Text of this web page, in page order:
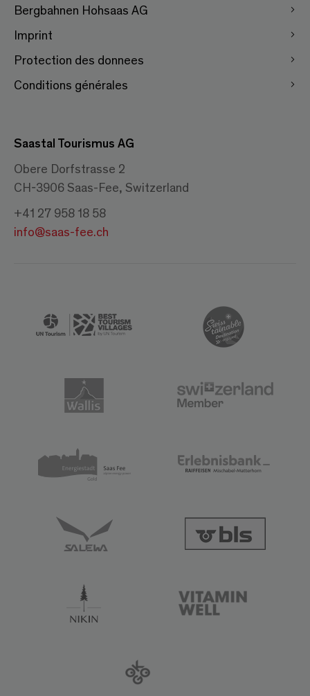
Bergbahnen Hohsaas AG
Imprint
Protection des donnees
Conditions générales
Saastal Tourismus AG
Obere Dorfstrasse 2
CH-3906 Saas-Fee, Switzerland
+41 27 958 18 58
info@saas-fee.ch